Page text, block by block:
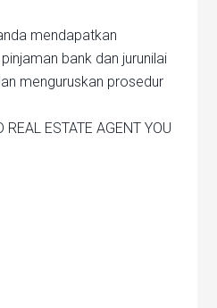
mendapatkan
bank dan jurunilai
menguruskan prosedur
ESTATE AGENT YOU